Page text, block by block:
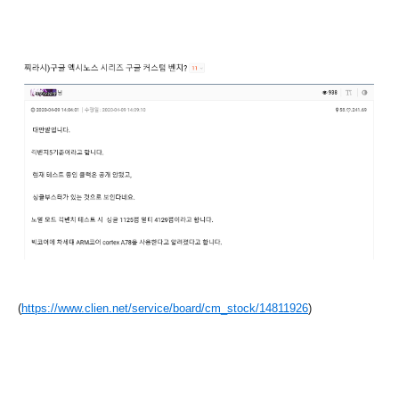
(https://www.clien.net/service/board/cm_stock/14811926)